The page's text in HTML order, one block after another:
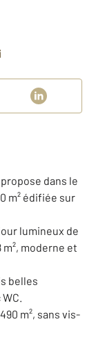
propose dans le
m² édifiée sur
lumineux de
moderne et
belles
m², sans vis-